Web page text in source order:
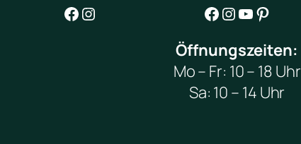
Facebook Instagram Facebook Instagram YouTube Pinterest
Öffnungszeiten:
Mo – Fr: 10 – 18 Uhr
Sa: 10 – 14 Uhr